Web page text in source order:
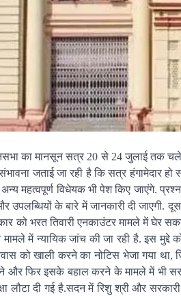
का मानसून सत्र 20 से 24 जुलाई तक
जताई जा रही है कि सत्र हंगामेदार
महत्वपूर्ण विधेयक भी पेश किए जाएंगे.
उपलब्धियों के बारे में जानकारी दी
को भरत तिवारी एनकाउंटर मामले में घेर
में न्यायिक जांच की जा रही है. इस मुद्दे
को खाली करने का नोटिस भेजा गया था,
और फिर इसके बहाल करने के मामले में भी
लौटा दी गई है.सदन में रिशु श्री और